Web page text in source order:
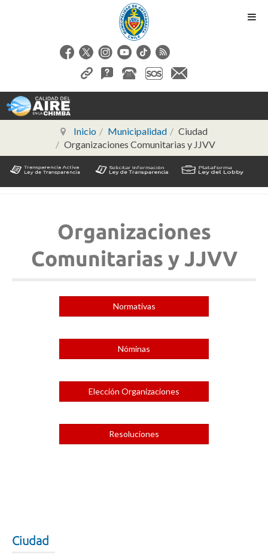
Inicio Municipalidad
Ciudad
Organizaciones Comunitarias y JJVV
Organizaciones
Comunitarias y JJVV
Normativas
Nóminas
Elección Organizaciones
Resoluciones
Ciudad